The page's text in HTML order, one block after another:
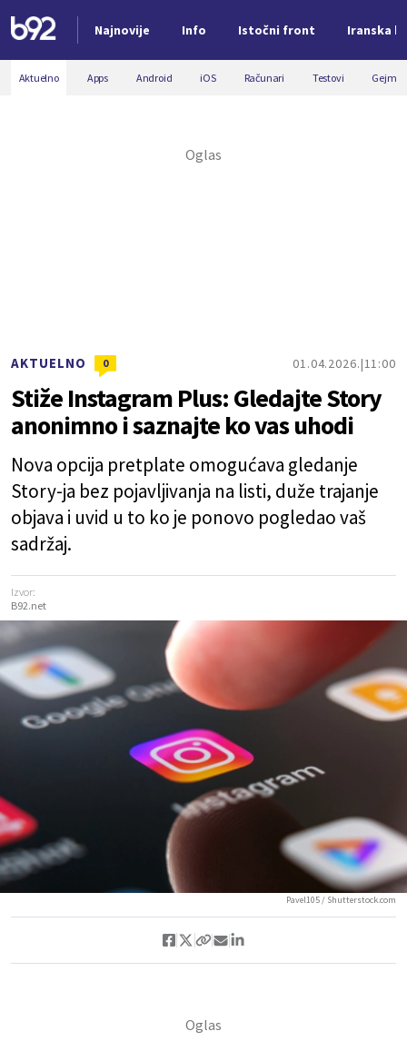
Najnovije Info Istočni front Iranska
Nova vest
Aktuelno Apps Android iOS Računari Testovi
AKTUELNO 0 01.04.2026. 11:00
Stiže Instagram Plus: Gledajte Story
anonimno i saznajte ko vas uhodi
Nova opcija pretplate omogućava gledanje
Story-ja bez pojavljivanja na listi, duže trajanje
objava i uvid u to ko je ponovo pogledao vaš
sadržaj.
Izvor:
B92.net
Pavel105 / Shutterstock.com